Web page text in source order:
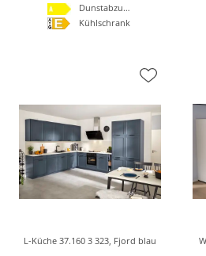
Dunstabzugshaube
Kühlschrank
L-Küche 37.160 3 323, Fjord blau